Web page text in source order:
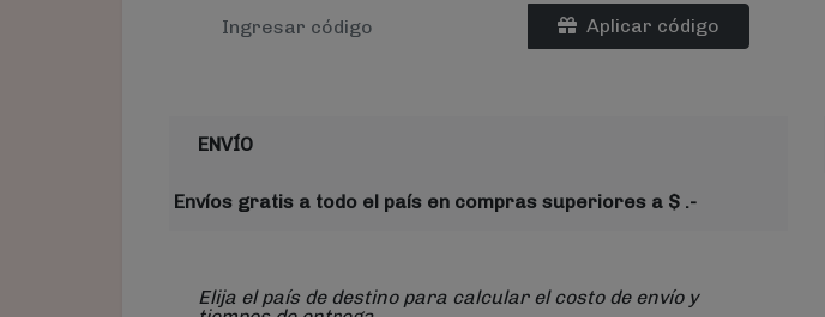
Aplicar código
ENVÍO
Envíos gratis a todo el país en compras superiores a $ .-
Elija el país de destino para calcular el costo de envío y